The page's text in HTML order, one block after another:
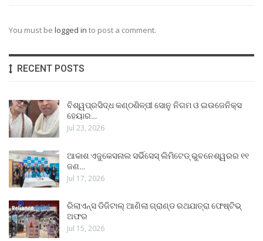
You must be logged in to post a comment.
RECENT POSTS
ବିଶ୍ୱପ୍ରସିଦ୍ଧ କଣ୍ଠଶିଳ୍ପୀ ସୋନୁ ନିଗମ ଓ ଇଉଜେନିକ୍ସ
ହେୟାର…
Jul 23, 2026
ଆକାଶ ଏଜୁକେସନାଲ ସର୍ଭିସେସ୍ ଲିମିଟେଡ୍ ଭୁବନେଶ୍ୱରର ୧୧
ଜଣ…
Jul 17, 2026
ରିଲାଏନ୍ସ ଡିଜିଟାଲ୍ ଆଣିଲା ଗ୍ରାଣ୍ଡ ରଥଯାତ୍ରା ଫେଷ୍ଟିଭ୍
ଅଫର
Jul 15, 2026